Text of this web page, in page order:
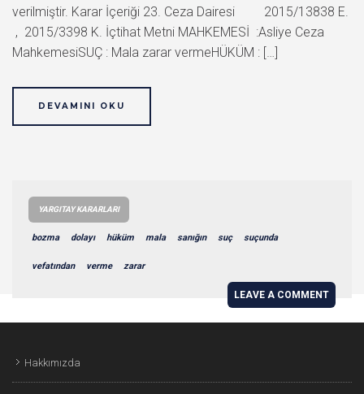
verilmiştir. Karar İçeriği 23. Ceza Dairesi 2015/13838 E.
, 2015/3398 K. İçtihat Metni MAHKEMESİ :Asliye Ceza
MahkemesiSUÇ : Mala zarar vermeHÜKÜM : […]
DEVAMINI OKU
YARGITAY KARARLARI
bozma dolayı hüküm mala sanığın suç suçunda
vefatından verme zarar
LEAVE A COMMENT
Hakkımızda